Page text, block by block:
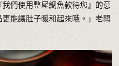
們使用整尾鯛魚款待您』的意
能讓肚子暖和起來哦。」老闆